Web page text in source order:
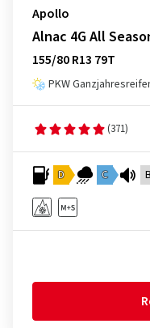
Apollo
Alnac 4G All
155/80 R13 79T
PKW
(371)
D C